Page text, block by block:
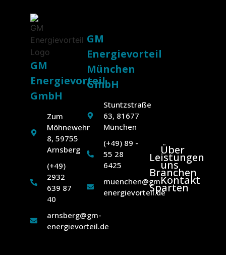
GM
Energievorteil
GmbH
Zum
Möhnewehr
8, 59755
Arnsberg
(+49)
2932
639 87
40
arnsberg@gm-
energievorteil.de
GM
Energievorteil
München
GmbH
Stuntzstraße
63, 81677
München
(+49) 89 -
55 28
6425
muenchen@gm-
energievorteil.de
Leistungen
Branchen
Sparten
Über
uns
Kontakt